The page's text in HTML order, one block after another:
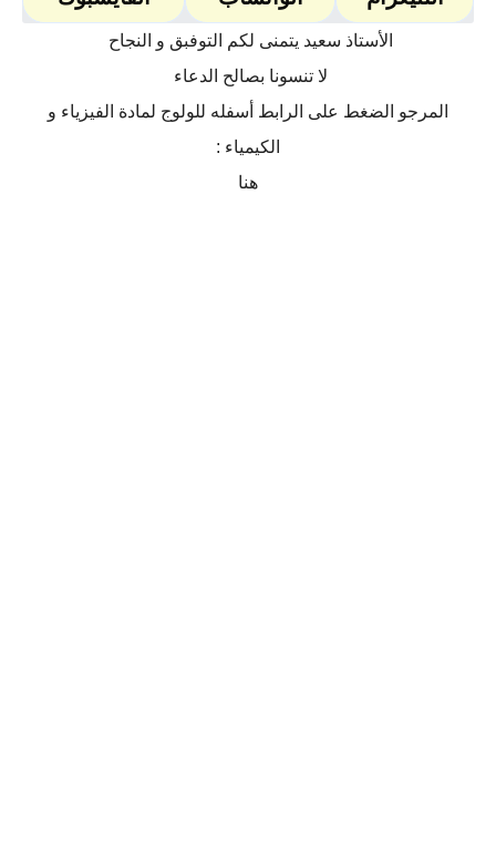
الأستاذ سعيد يتمنى لكم التوفبق و النجاح
لا تنسونا بصالح الدعاء
المرجو الضغط على الرابط أسفله للولوج لمادة الفيزياء و
الكيمياء :
هنا